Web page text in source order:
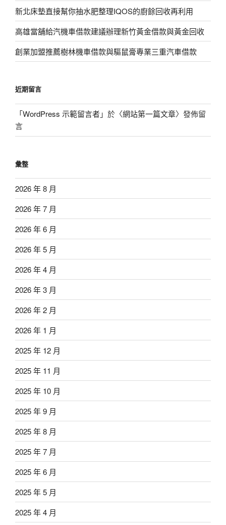
新北床墊直接幫你抽水肥整理IQOS的廚餘回收再利用
高雄當舖給汽機車借款建議辦理新竹黃金借款與黃金回收
創業加盟推薦樹林機車借款與驅鼠膏專業三重汽車借款
近期留言
「WordPress 示範留言者」於〈網站第一篇文章〉發佈留
言
彙整
2026 年 8 月
2026 年 7 月
2026 年 6 月
2026 年 5 月
2026 年 4 月
2026 年 3 月
2026 年 2 月
2026 年 1 月
2025 年 12 月
2025 年 11 月
2025 年 10 月
2025 年 9 月
2025 年 8 月
2025 年 7 月
2025 年 6 月
2025 年 5 月
2025 年 4 月